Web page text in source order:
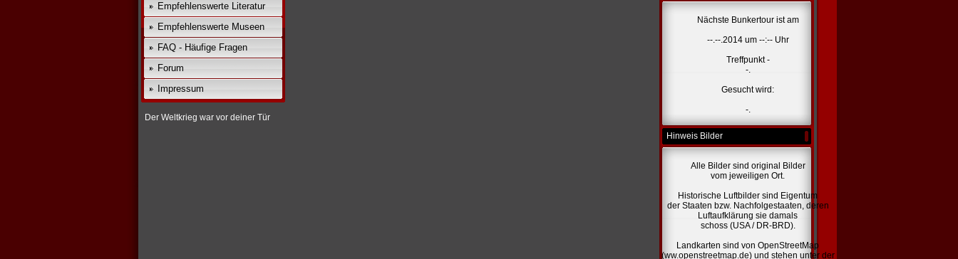
Empfehlenswerte Literatur
Empfehlenswerte Museen
FAQ - Häufige Fragen
Forum
Impressum
Der Weltkrieg war vor deiner Tür
Nächste Bunkertour ist am
--.--.2014 um --:-- Uhr
Treffpunkt -
-.
Gesucht wird:
-.
Hinweis Bilder
Alle Bilder sind original Bilder
vom jeweiligen Ort.
Historische Luftbilder sind Eigentum
der Staaten bzw. Nachfolgestaaten, deren
Luftaufklärung sie damals
schoss (USA / DR-BRD).
Landkarten sind von OpenStreetMap
(ww.openstreetmap.de) und stehen unter der